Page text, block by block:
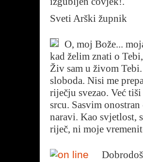
Sveti Arški župnik
O, moj Bože...
kad želim znati o
Živ sam u živom
sloboda. Nisi me
riječju svezao. Već
srcu. Sasvim
naravi. Kao svjetlost,
riječ, ni moje